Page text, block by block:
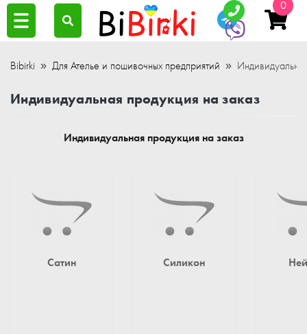
0
Bibirki Для Ателье и пошивочных предприятий
Индивидуальная продукция на заказ
Индивидуальная продукция на заказ
Сатин Силикон